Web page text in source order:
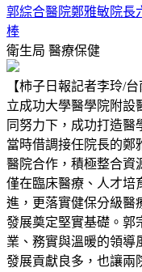
郭綜合醫院鄭雅敏院長
棒
衛生局 醫療保健
【柿子日報記者李玲/
立成功大學醫學院附設
同努力下，成功打造醫
當時借調接任院長的鄭
醫院合作，積極整合資
僅在臨床醫療、人才培
進，更落實健保分級醫
發展奠定堅實基礎。郭
業、務實與溫暖的領導
發展貢獻良多，也讓兩